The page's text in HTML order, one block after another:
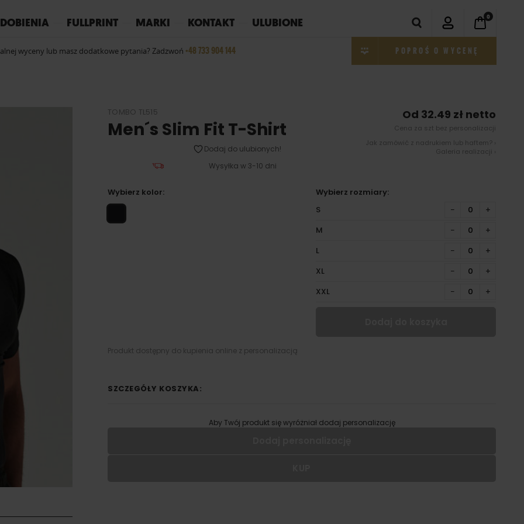
FULLPRINT MARKI KONTAKT ULUBIONE
wyceny lub masz dodatkowe pytania? Zadzwoń +48 733 904 144
0
POPROŚ O WYCENĘ
TOMBO TL515
Men´s Slim Fit T-Shirt
Dodaj do ulubionych!
Wysyłka w 3-10 dni
Od 32.49 zł netto
Cena za szt bez personalizacji
Jak zamówić z nadrukiem lub haftem? ›
Galeria realizacji ›
Wybierz kolor:
Wybierz rozmiary:
S
− +
M − +
L − +
XL − +
XXL − +
Produkt dostępny do kupienia online z personalizacją
SZCZEGÓŁY KOSZYKA:
Aby Twój produkt się wyróżniał dodaj personalizację